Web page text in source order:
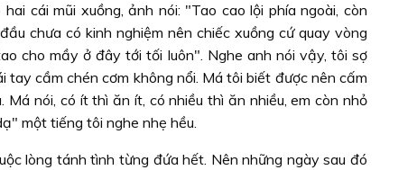
cái mũi xuồng, ảnh nói: "Tao cao lội phía ngoài, còn
chưa có kinh nghiệm nên chiếc xuồng cứ quay vòng
cho mầy ở đây tới tối luôn". Nghe anh nói vậy, tôi sợ
tay cầm chén cơm không nổi. Má tôi biết được nên cấm
nói, có ít thì ăn ít, có nhiều thì ăn nhiều, em còn nhỏ
một tiếng tôi nghe nhẹ hều.
lòng tánh tình từng đứa hết. Nên những ngày sau đó